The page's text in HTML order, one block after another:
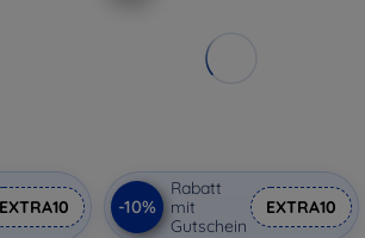
EXTRA10 -10%
Rabatt
mit
Gutschein
EXTRA10